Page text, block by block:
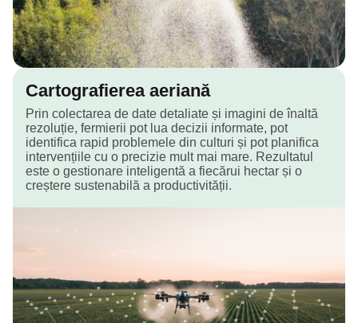
Cartografierea aeriană
Prin colectarea de date detaliate și imagini de înaltă
rezoluție, fermierii pot lua decizii informate, pot
identifica rapid problemele din culturi și pot planifica
intervențiile cu o precizie mult mai mare. Rezultatul
este o gestionare inteligentă a fiecărui hectar și o
creștere sustenabilă a productivității.